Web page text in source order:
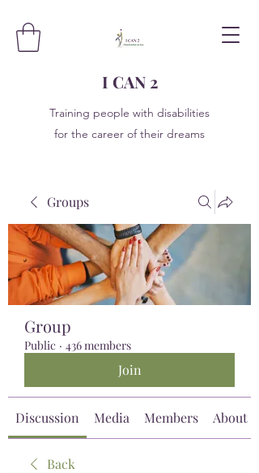
I CAN 2
Training people with disabilities
for the career of their dreams
Groups
Group
Public · 436 members
Join
Discussion Media Members About
Back